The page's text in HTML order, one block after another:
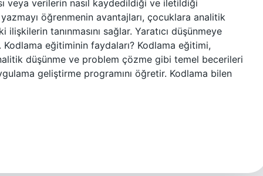
veya verilerin nasıl kaydedildiği ve iletildiği
öğrenmenin avantajları, çocuklara analitik
tanınmasını sağlar. Yaratıcı düşünmeye
Kodlama eğitiminin faydaları? Kodlama eğitimi,
düşünme ve problem çözme gibi temel becerileri
geliştirme programını öğretir. Kodlama bilen